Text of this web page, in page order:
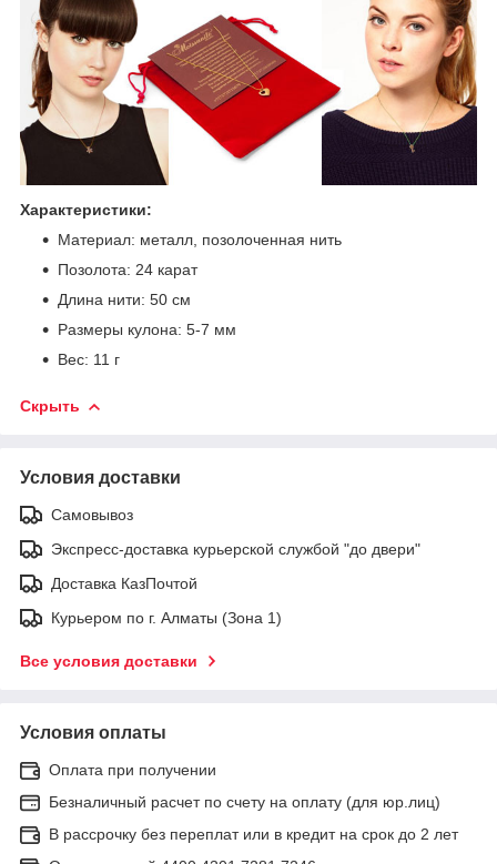
Характеристики:
Материал: металл, позолоченная нить
Позолота: 24 карат
Длина нити: 50 см
Размеры кулона: 5-7 мм
Вес: 11 г
Скрыть
Условия доставки
Самовывоз
Экспресс-доставка курьерской службой "до двери"
Доставка КазПочтой
Курьером по г. Алматы (Зона 1)
Все условия доставки
Условия оплаты
Оплата при получении
Безналичный расчет по счету на оплату (для юр.лиц)
В рассрочку без переплат или в кредит на срок до 2 лет